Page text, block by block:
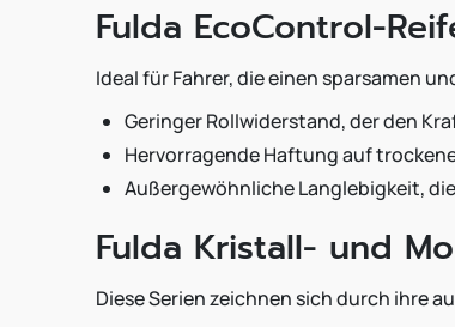
Fulda EcoControl-
Ideal für Fahrer, die einen sparsamen
Geringer Rollwiderstand, der den
Hervorragende Haftung auf
Außergewöhnliche Langlebigkeit,
Fulda Kristall- und
Diese Serien zeichnen sich durch ihre